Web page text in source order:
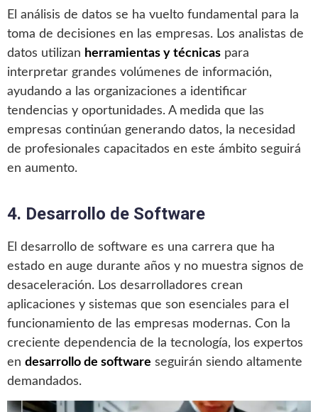
El análisis de datos se ha vuelto fundamental para la
toma de decisiones en las empresas. Los analistas de
datos utilizan herramientas y técnicas para
interpretar grandes volúmenes de información,
ayudando a las organizaciones a identificar
tendencias y oportunidades. A medida que las
empresas continúan generando datos, la necesidad
de profesionales capacitados en este ámbito seguirá
en aumento.
4. Desarrollo de Software
El desarrollo de software es una carrera que ha
estado en auge durante años y no muestra signos de
desaceleración. Los desarrolladores crean
aplicaciones y sistemas que son esenciales para el
funcionamiento de las empresas modernas. Con la
creciente dependencia de la tecnología, los expertos
en desarrollo de software seguirán siendo altamente
demandados.